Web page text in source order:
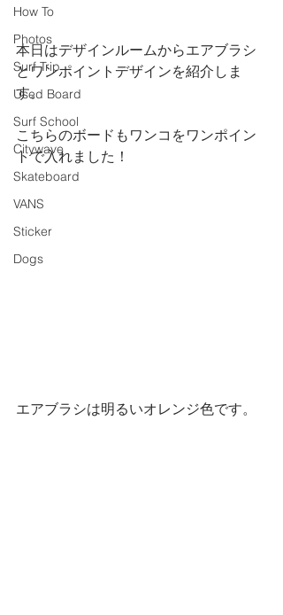
How To
Photos
Surf Trip
Used Board
Surf School
Citywave
Skateboard
VANS
Sticker
Dogs
本日はデザインルームからエアブラシ
とワンポイントデザインを紹介しま
す。
こちらのボードもワンコをワンポイン
トで入れました！
エアブラシは明るいオレンジ色です。